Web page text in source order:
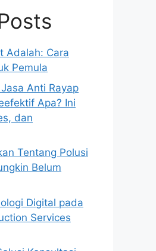
Adalah: Cara
Pemula
Anti Rayap
Apa? Ini
dan
Tentang Polusi
Belum
Digital pada
Services